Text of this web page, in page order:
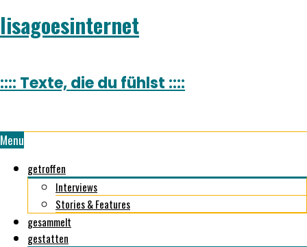
lisagoesinternet
:::: Texte, die du fühlst ::::
Menu
getroffen
Interviews
Stories & Features
gesammelt
gestatten